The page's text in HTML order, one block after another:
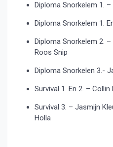
Diploma Snorkelem 1.
Diploma Snorkelem 1.
Diploma Snorkelem 2.
Roos Snip
Diploma Snorkelen 3.-
Survival 1. En 2. – Collin
Survival 3. – Jasmijn
Holla